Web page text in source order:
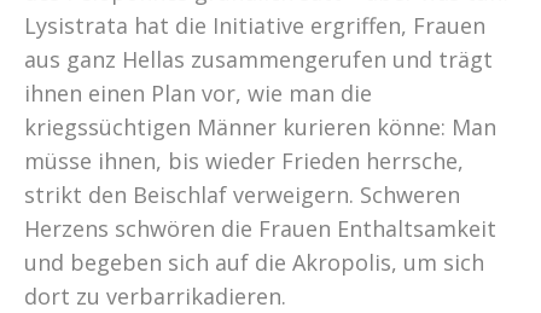
Lysistrata hat die Initiative ergriffen, Frauen
aus ganz Hellas zusammengerufen und trägt
ihnen einen Plan vor, wie man die
kriegssüchtigen Männer kurieren könne: Man
müsse ihnen, bis wieder Frieden herrsche,
strikt den Beischlaf verweigern. Schweren
Herzens schwören die Frauen Enthaltsamkeit
und begeben sich auf die Akropolis, um sich
dort zu verbarrikadieren.